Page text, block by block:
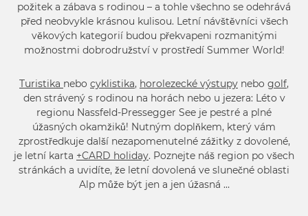
požitek a zábava s rodinou – a tohle všechno se odehrává
před neobvykle krásnou kulisou. Letní návštěvníci všech
věkových kategorií budou překvapeni rozmanitými
možnostmi dobrodružství v prostředí Summer World!
Turistika nebo cyklistika, horolezecké výstupy nebo golf,
den strávený s rodinou na horách nebo u jezera: Léto v
regionu Nassfeld-Pressegger See je pestré a plné
úžasných okamžiků! Nutným doplňkem, který vám
zprostředkuje další nezapomenutelné zážitky z dovolené,
je letní karta +CARD holiday. Poznejte náš region po všech
stránkách a uvidíte, že letní dovolená ve slunečné oblasti
Alp může být jen a jen úžasná …